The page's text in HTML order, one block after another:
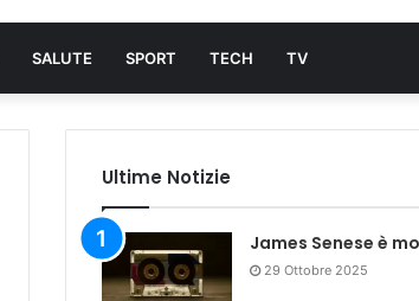
SALUTE SPORT TECH TV
Ultime Notizie
James Senese è
29 Ottobre 2025